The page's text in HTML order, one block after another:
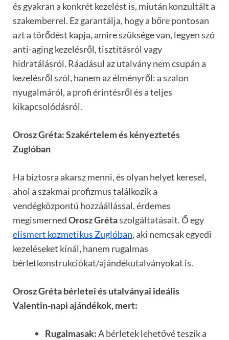
és gyakran a konkrét kezelést is, miután konzultált a
szakemberrel. Ez garantálja, hogy a bőre pontosan
azt a törődést kapja, amire szüksége van, legyen szó
anti-aging kezelésről, tisztításról vagy
hidratálásról. Ráadásul az utalvány nem csupán a
kezelésről szól, hanem az élményről: a szalon
nyugalmáról, a profi érintésről és a teljes
kikapcsolódásról.
Orosz Gréta: Szakértelem és kényeztetés
Zuglóban
Ha biztosra akarsz menni, és olyan helyet keresel,
ahol a szakmai profizmus találkozik a
vendégközpontú hozzáállással, érdemes
megismernedOrosz Grétaszolgáltatásait. Ő egy
elismert kozmetikus Zuglóban, aki nemcsak egyedi
kezeléseket kínál, hanem rugalmas
bérletkonstrukciókat/ajándékutalványokat is.
Orosz Gréta bérletei és utalványai ideális
Valentin-napi ajándékok, mert:
Rugalmasak:A bérletek lehetővé teszik a